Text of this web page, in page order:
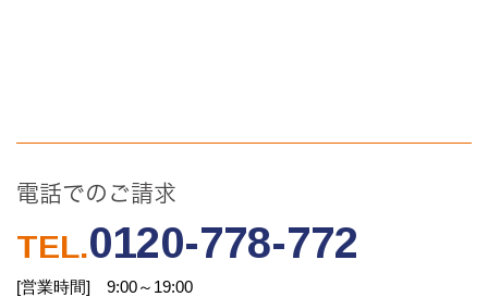
電話でのご請求
TEL.0120-778-772
[営業時間] 9:00～19:00